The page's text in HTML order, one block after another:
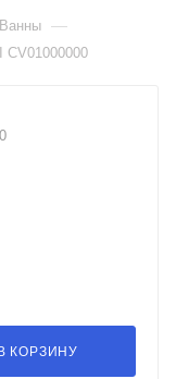
Ванны —
CV01000000
В КОРЗИНУ